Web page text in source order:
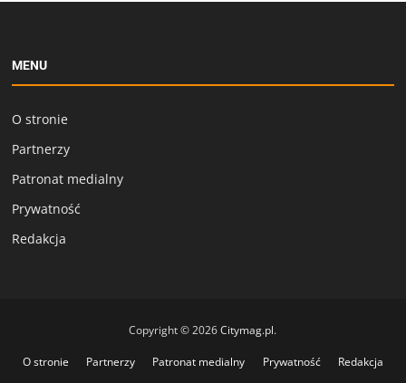
MENU
O stronie
Partnerzy
Patronat medialny
Prywatność
Redakcja
Copyright © 2026Citymag.pl.
O stronie Partnerzy Patronat medialny Prywatność Redakcja